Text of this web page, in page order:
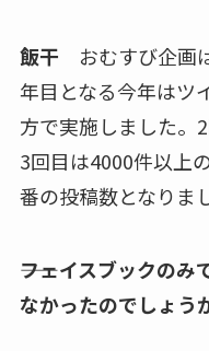
飯干 おむすび企画
年目となる今年はツ
方で実施しました。
3回目は4000件以上
番の投稿数となりま
――フェイスブックの
なかったのでしょう